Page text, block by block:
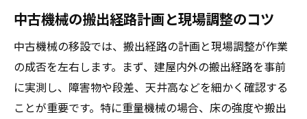
中古機械の搬出経路計画と現場調整のコツ
中古機械の移設では、搬出経路の計画と現場調整が作業
の成否を左右します。まず、建屋内外の搬出経路を事前
に実測し、障害物や段差、天井高などを細かく確認する
ことが重要です。特に重量機械の場合、床の強度や搬出